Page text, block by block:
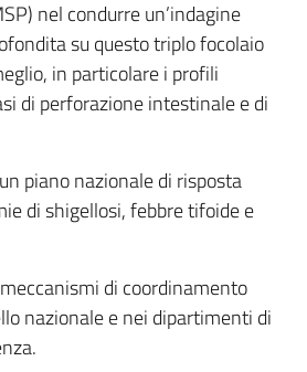
nel condurre un’indagine
su questo triplo focolaio
in particolare i profili
di perforazione intestinale e di
piano nazionale di risposta
di shigellosi, febbre tifoide e
di coordinamento
nazionale e nei dipartimenti di